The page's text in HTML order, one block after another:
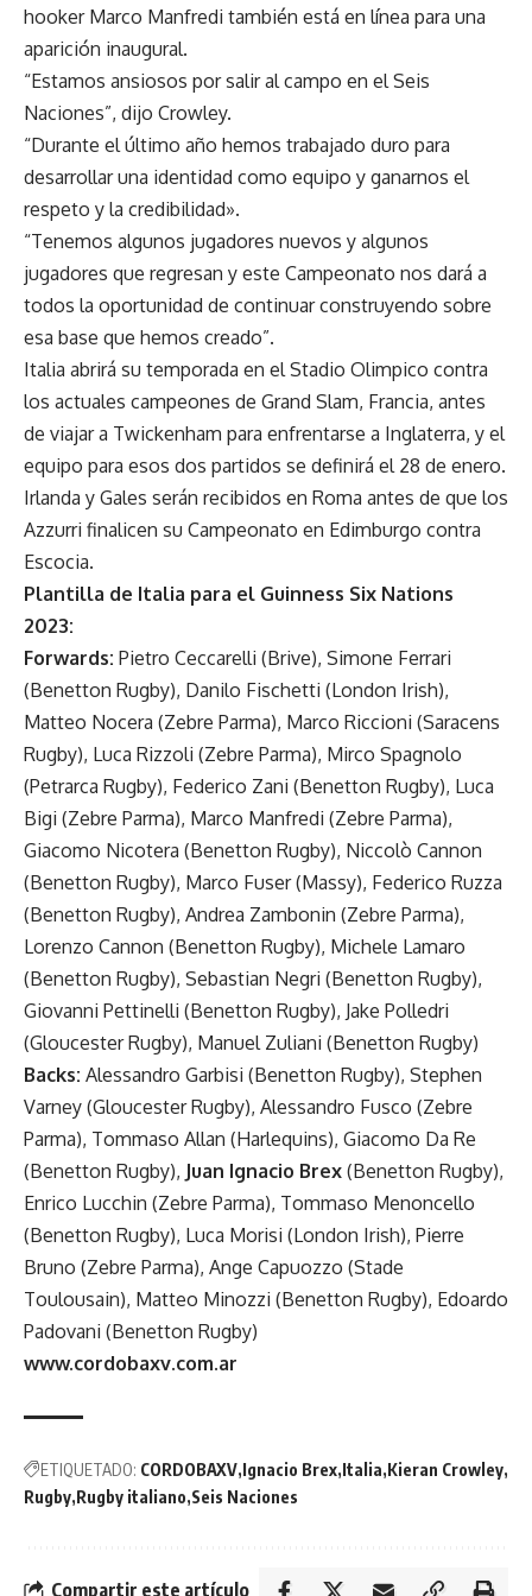
hooker Marco Manfredi también está en línea para una
aparición inaugural.
“Estamos ansiosos por salir al campo en el Seis
Naciones”, dijo Crowley.
“Durante el último año hemos trabajado duro para
desarrollar una identidad como equipo y ganarnos el
respeto y la credibilidad».
“Tenemos algunos jugadores nuevos y algunos
jugadores que regresan y este Campeonato nos dará a
todos la oportunidad de continuar construyendo sobre
esa base que hemos creado”.
Italia abrirá su temporada en el Stadio Olimpico contra
los actuales campeones de Grand Slam, Francia, antes
de viajar a Twickenham para enfrentarse a Inglaterra, y el
equipo para esos dos partidos se definirá el 28 de enero.
Irlanda y Gales serán recibidos en Roma antes de que los
Azzurri finalicen su Campeonato en Edimburgo contra
Escocia.
Plantilla de Italia para el Guinness Six Nations
2023:
Forwards: Pietro Ceccarelli (Brive), Simone Ferrari
(Benetton Rugby), Danilo Fischetti (London Irish),
Matteo Nocera (Zebre Parma), Marco Riccioni (Saracens
Rugby), Luca Rizzoli (Zebre Parma), Mirco Spagnolo
(Petrarca Rugby), Federico Zani (Benetton Rugby), Luca
Bigi (Zebre Parma), Marco Manfredi (Zebre Parma),
Giacomo Nicotera (Benetton Rugby), Niccolò Cannon
(Benetton Rugby), Marco Fuser (Massy), Federico Ruzza
(Benetton Rugby), Andrea Zambonin (Zebre Parma),
Lorenzo Cannon (Benetton Rugby), Michele Lamaro
(Benetton Rugby), Sebastian Negri (Benetton Rugby),
Giovanni Pettinelli (Benetton Rugby), Jake Polledri
(Gloucester Rugby), Manuel Zuliani (Benetton Rugby)
Backs: Alessandro Garbisi (Benetton Rugby), Stephen
Varney (Gloucester Rugby), Alessandro Fusco (Zebre
Parma), Tommaso Allan (Harlequins), Giacomo Da Re
(Benetton Rugby), Juan Ignacio Brex (Benetton Rugby),
Enrico Lucchin (Zebre Parma), Tommaso Menoncello
(Benetton Rugby), Luca Morisi (London Irish), Pierre
Bruno (Zebre Parma), Ange Capuozzo (Stade
Toulousain), Matteo Minozzi (Benetton Rugby), Edoardo
Padovani (Benetton Rugby)
www.cordobaxv.com.ar
ETIQUETADO: CORDOBAXV Ignacio Brex Italia Kieran Crowley
Rugby Rugby italiano Seis Naciones
Compartir este artículo